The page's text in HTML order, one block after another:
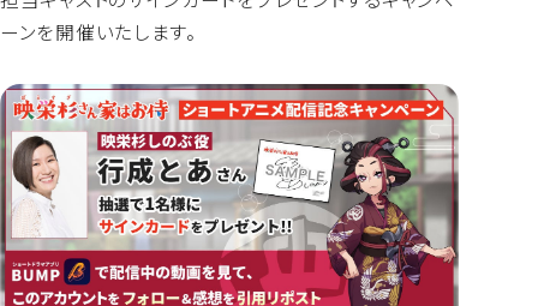
ーンを開催いたします。